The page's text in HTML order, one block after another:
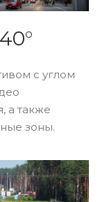
с углом
а также
зоны.